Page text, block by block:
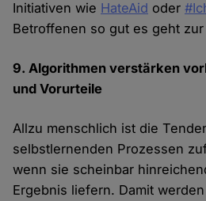
Initiativen wie HateAid oder
Betroffenen so gut es geht
9. Algorithmen verstärken
und Vorurteile
Allzu menschlich ist die
selbstlernenden Prozessen
wenn sie scheinbar
Ergebnis liefern. Damit